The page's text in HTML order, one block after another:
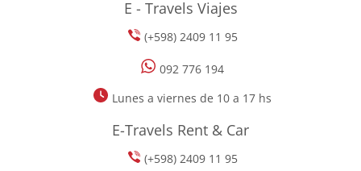
E - Travels Viajes
(+598) 2409 11 95
092 776 194
Lunes a viernes de 10 a 17 hs
E-Travels Rent & Car
(+598) 2409 11 95